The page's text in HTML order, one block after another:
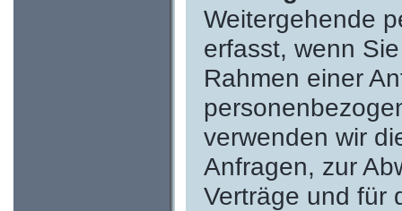
Weitergehende
erfasst, wenn
Rahmen einer
verwenden wir
Anfragen, zur
Verträge und für